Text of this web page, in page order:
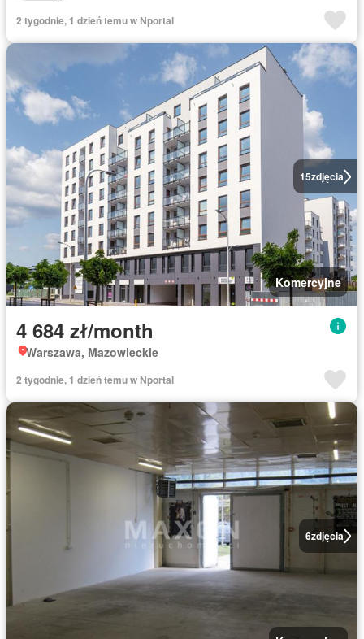
2 tygodnie, 1 dzień temu w Nportal
15zdjęcia
Komercyjne
4 684 zł/month
Warszawa, Mazowieckie
2 tygodnie, 1 dzień temu w Nportal
6zdjęcia